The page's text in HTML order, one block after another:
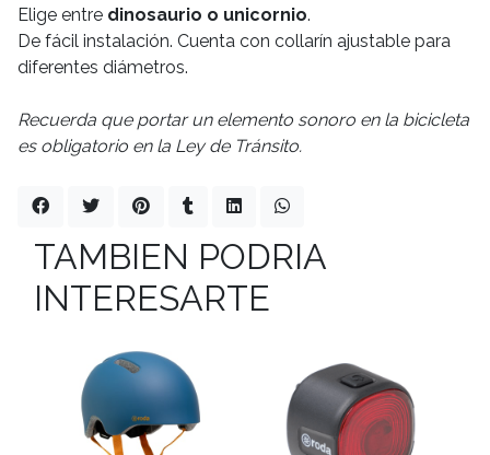
Elige entre dinosaurio o unicornio.
De fácil instalación. Cuenta con collarín ajustable para
diferentes diámetros.
Recuerda que portar un elemento sonoro en la bicicleta
es obligatorio en la Ley de Tránsito.
TAMBIEN PODRIA
INTERESARTE